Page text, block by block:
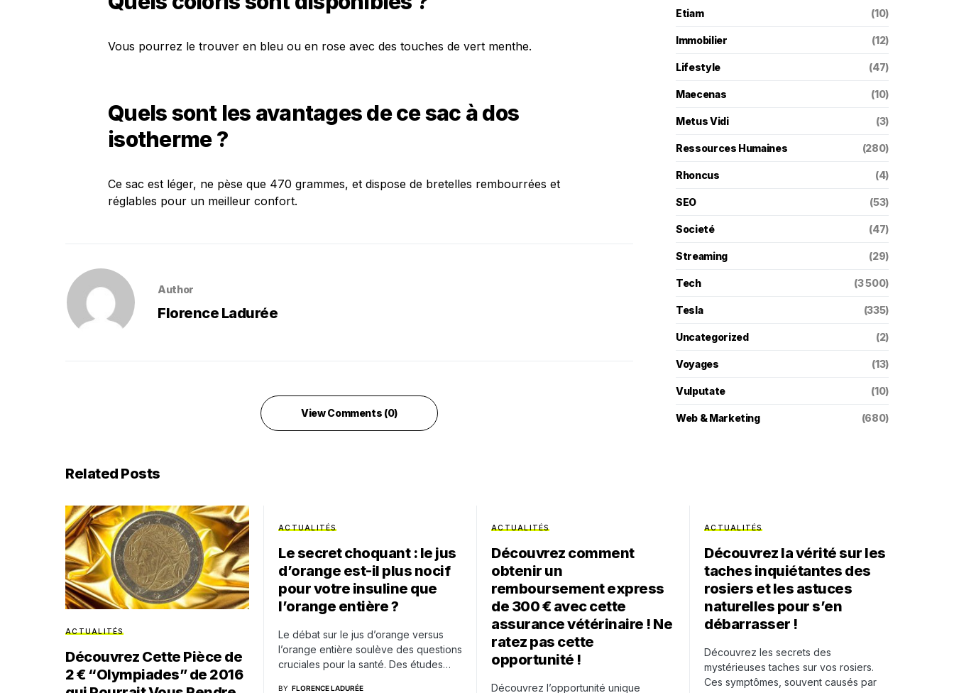
Vous pourrez le trouver en bleu ou en rose avec des touches de vert menthe.
Quels sont les avantages de ce sac à dos
isotherme ?
Ce sac est léger, ne pèse que 470 grammes, et dispose de bretelles rembourrées et
réglables pour un meilleur confort.
Author
Florence Ladurée
View Comments (0)
Etiam (10)
Immobilier (12)
Lifestyle (47)
Maecenas (10)
Metus Vidi (3)
Ressources Humaines (280)
Rhoncus (4)
SEO (53)
Societé (47)
Streaming (29)
Tech (3 500)
Tesla (335)
Uncategorized (2)
Voyages (13)
Vulputate (10)
Web & Marketing (680)
Related Posts
ACTUALITÉS
Découvrez Cette Pièce de
2 € “Olympiades” de 2016
ACTUALITÉS
Le secret choquant : le jus
d’orange est-il plus nocif
pour votre insuline que
l’orange entière ?
Le débat sur le jus d’orange versus
l’orange entière soulève des questions
cruciales pour la santé. Des études…
BY FLORENCE LADURÉE
ACTUALITÉS
Découvrez comment
obtenir un
remboursement express
de 300 € avec cette
assurance vétérinaire ! Ne
ratez pas cette
opportunité !
Découvrez l’opportunité unique
ACTUALITÉS
Découvrez la vérité sur les
taches inquiétantes des
rosiers et les astuces
naturelles pour s’en
débarrasser !
Découvrez les secrets des
mystérieuses taches sur vos rosiers.
Ces symptômes, souvent causés par